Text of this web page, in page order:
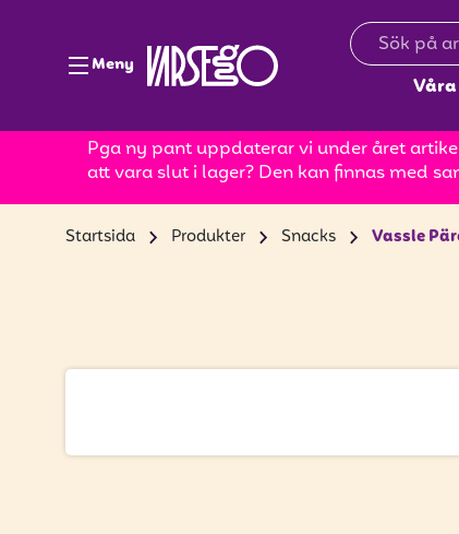
Meny
Pga ny pant uppdaterar vi under året
att vara slut i lager? Den kan finnas med
Startsida Produkter Snacks Vassle